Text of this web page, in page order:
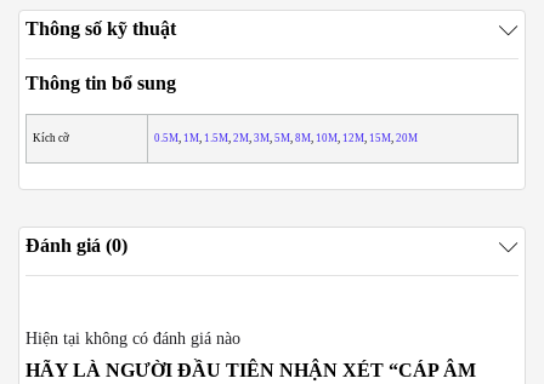
Thông số kỹ thuật
Thông tin bổ sung
Kích cỡ 0.5M 1M 1.5M 2M 3M 5M 8M 10M 12M 15M 20M
Đánh giá (0)
Hiện tại không có đánh giá nào
HÃY LÀ NGƯỜI ĐẦU TIÊN NHẬN XÉT “CÁP ÂM